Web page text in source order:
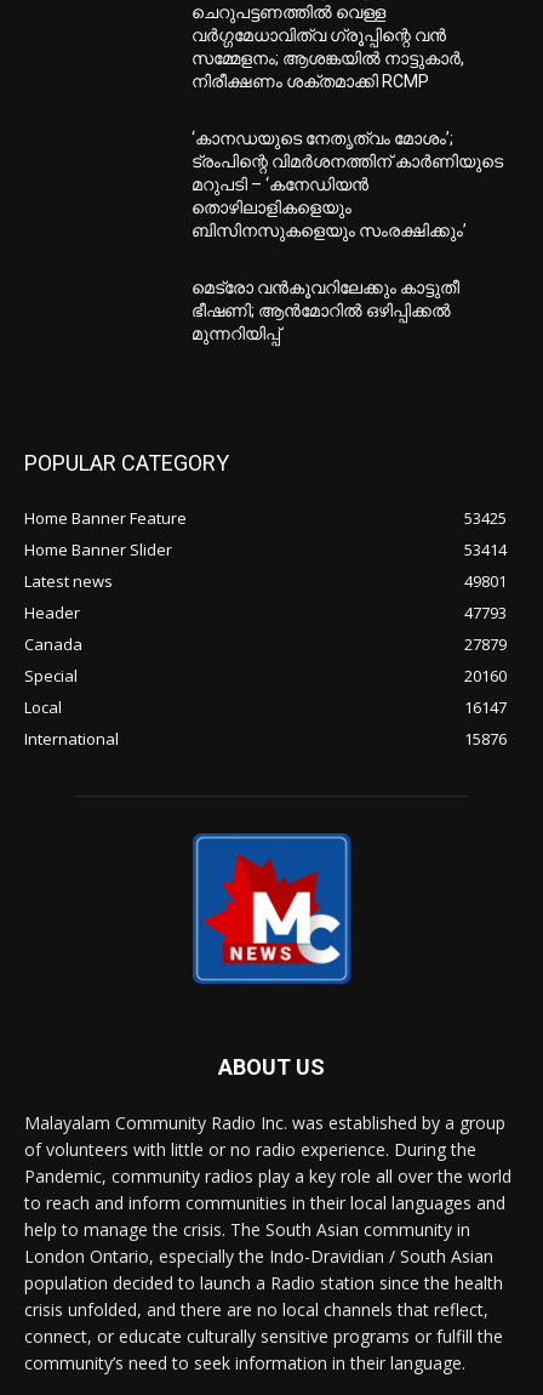
ചെറുപട്ടണത്തിൽ വെള്ള
വർഗ്ഗമേധാവിത്വ ഗ്രൂപ്പിന്റെ വൻ
സമ്മേളനം; ആശങ്കയിൽ നാട്ടുകാർ,
നിരീക്ഷണം ശക്തമാക്കി RCMP
‘കാനഡയുടെ നേതൃത്വം മോശം’;
ട്രംപിന്റെ വിമർശനത്തിന് കാർണിയുടെ
മറുപടി – ‘കനേഡിയൻ
തൊഴിലാളികളെയും
ബിസിനസുകളെയും സംരക്ഷിക്കും’
മെട്രോ വൻകൂവറിലേക്കും കാട്ടുതീ
ഭീഷണി; ആൻമോറിൽ ഒഴിപ്പിക്കൽ
മുന്നറിയിപ്പ്
POPULAR CATEGORY
Home Banner Feature
53425
Home Banner Slider
53414
Latest news
49801
Header
47793
Canada
27879
Special
20160
Local
16147
International
15876
ABOUT US
Malayalam Community Radio Inc. was established by a group
of volunteers with little or no radio experience. During the
Pandemic, community radios play a key role all over the world
to reach and inform communities in their local languages and
help to manage the crisis. The South Asian community in
London Ontario, especially the Indo-Dravidian / South Asian
population decided to launch a Radio station since the health
crisis unfolded, and there are no local channels that reflect,
connect, or educate culturally sensitive programs or fulfill the
community’s need to seek information in their language.